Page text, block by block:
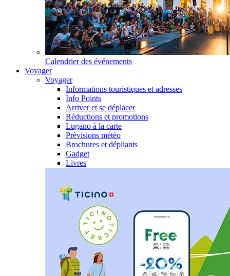
Calendrier des événements
Voyager
Voyager
Informations touristiques et adresses
Info Points
Arriver et se déplacer
Réductions et promotions
Lugano à la carte
Prèvisions mètèo
Brochures et dépliants
Gadget
Livres